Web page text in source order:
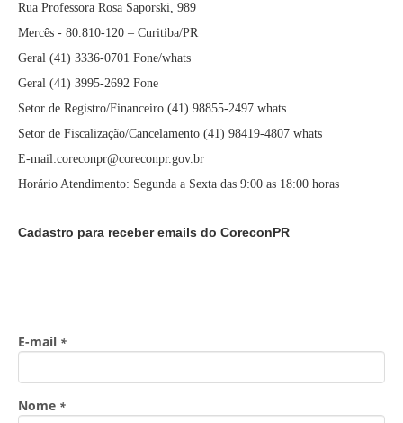
Rua Professora Rosa Saporski, 989
Mercês - 80.810-120 – Curitiba/PR
Geral (41) 3336-0701 Fone/whats
Geral (41) 3995-2692 Fone
Setor de Registro/Financeiro (41) 98855-2497 whats
Setor de Fiscalização/Cancelamento (41) 98419-4807 whats
E-mail:coreconpr@coreconpr.gov.br
Horário Atendimento: Segunda a Sexta das 9:00 as 18:00 horas
Cadastro para receber emails do CoreconPR